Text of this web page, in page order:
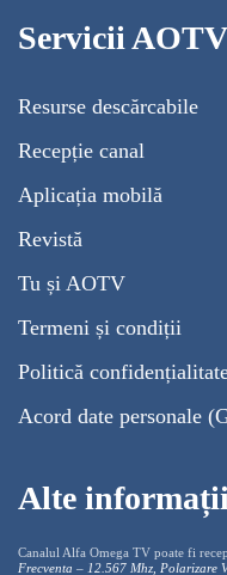
Servicii AOTV
Resurse descărcabile
Recepție canal
Aplicația mobilă
Revistă
Tu și AOTV
Termeni și condiții
Politică
Acord date personale
Alte informații
Canalul Alfa Omega TV poate fi
Frecventa – 12.567 Mhz, Polarizare